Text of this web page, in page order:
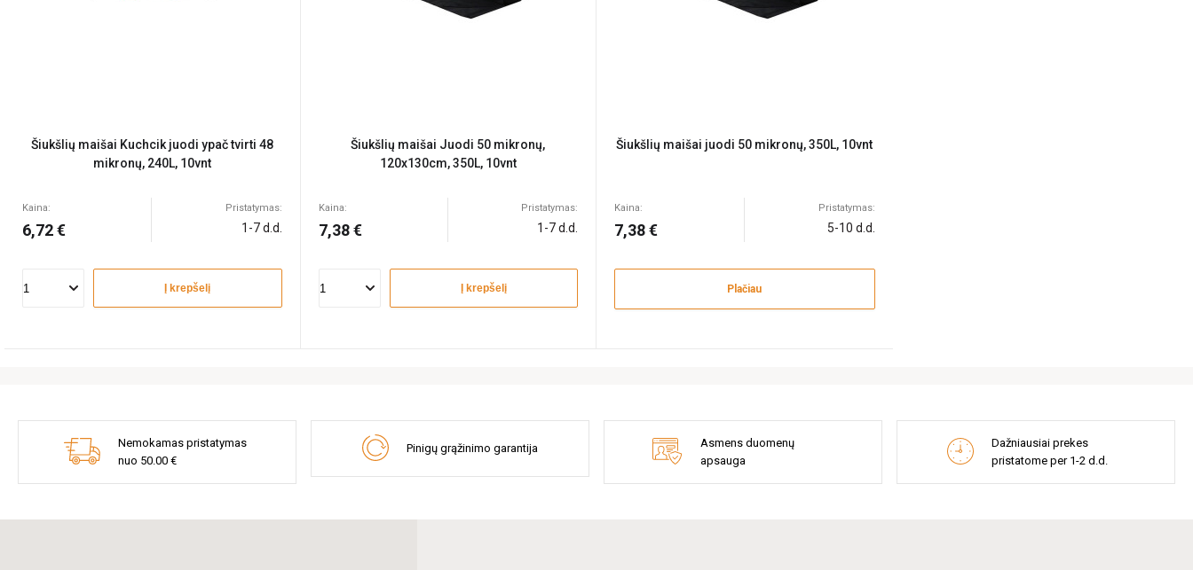
Šiukšlių maišai Kuchcik juodi ypač tvirti 48
mikronų, 240L, 10vnt
Kaina:
6,72 €
Pristatymas:
1-7 d.d.
Į krepšelį
Šiukšlių maišai Juodi 50 mikronų,
120x130cm, 350L, 10vnt
Kaina:
7,38 €
Pristatymas:
1-7 d.d.
Į krepšelį
Šiukšlių maišai juodi 50 mikronų, 350L, 10vnt
Kaina:
7,38 €
Pristatymas:
5-10 d.d.
Plačiau
Nemokamas pristatymas
nuo 50.00 €
Pinigų grąžinimo garantija
Asmens duomenų
apsauga
Dažniausiai prekes
pristatome per 1-2 d.d.